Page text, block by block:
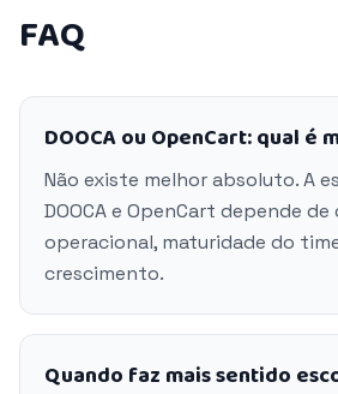
FAQ
DOOCA ou OpenCart: qual é
Não existe melhor absoluto. A
DOOCA e OpenCart depende de
operacional, maturidade do
crescimento.
Quando faz mais sentido